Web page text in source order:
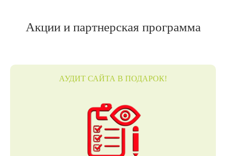
Акции и партнерская программа
АУДИТ САЙТА В ПОДАРОК!